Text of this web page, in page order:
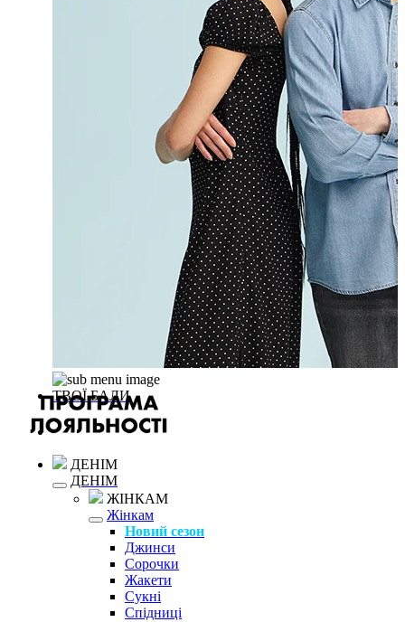
ТВОЇ БАЛИ
ДЕНІМ
ДЕНІМ
ЖІНКАМ
Жінкам
Новий сезон
Джинси
Сорочки
Жакети
Сукні
Спідниці